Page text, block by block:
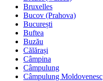
Bruxelles
Bucov (Prahova)
București
Buftea
Buzău
Călărași
Câmpina
Câmpulung
Câmpulung Moldovenesc